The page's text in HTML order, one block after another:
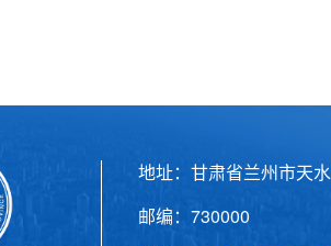
地址：甘肃省兰州市天
邮编：730000 电